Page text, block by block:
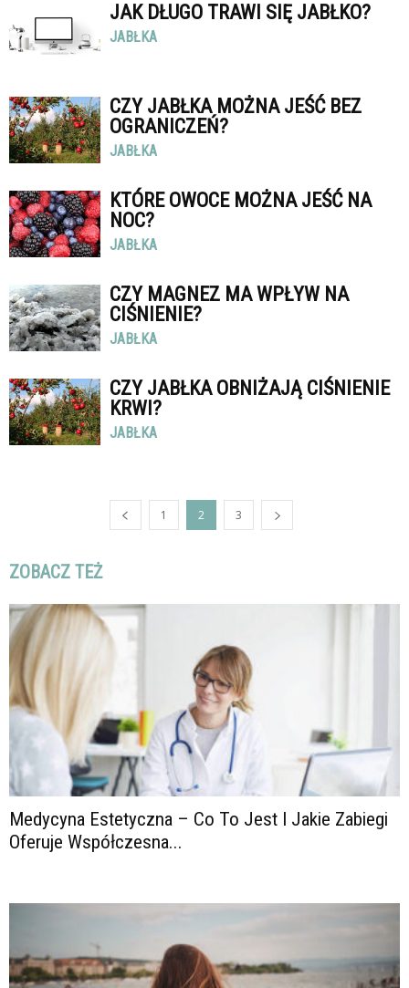
JAK DŁUGO TRAWI SIĘ JABŁKO?
JABŁKA
CZY JABŁKA MOŻNA JEŚĆ BEZ
OGRANICZEŃ?
JABŁKA
KTÓRE OWOCE MOŻNA JEŚĆ NA
NOC?
JABŁKA
CZY MAGNEZ MA WPŁYW NA
CIŚNIENIE?
JABŁKA
CZY JABŁKA OBNIŻAJĄ CIŚNIENIE
KRWI?
JABŁKA
1 2 3
ZOBACZ TEŻ
Medycyna Estetyczna – Co To Jest I Jakie Zabiegi
Oferuje Współczesna...